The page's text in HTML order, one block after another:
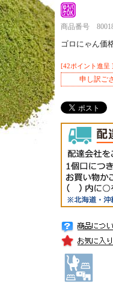
商品番号
ゴロにゃん価
[42ポイント進呈 ]
申し訳ご